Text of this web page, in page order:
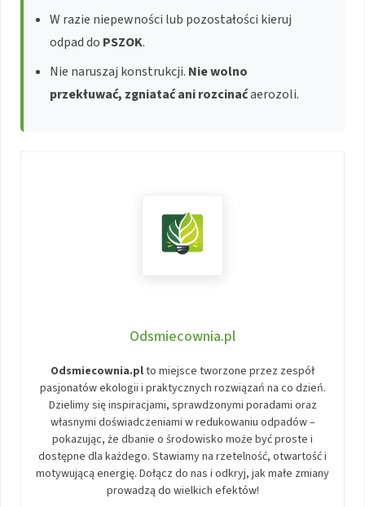
W razie niepewności lub pozostałości kieruj
odpad do PSZOK.
Nie naruszaj konstrukcji. Nie wolno
przekłuwać, zgniatać ani rozcinaćaerozoli.
Odsmiecownia.pl
Odsmiecownia.plto miejsce tworzone przez zespół
pasjonatów ekologii i praktycznych rozwiązań na co dzień.
Dzielimy się inspiracjami, sprawdzonymi poradami oraz
własnymi doświadczeniami w redukowaniu odpadów –
pokazując, że dbanie o środowisko może być proste i
dostępne dla każdego. Stawiamy na rzetelność, otwartość i
motywującą energię. Dołącz do nas i odkryj, jak małe zmiany
prowadzą do wielkich efektów!